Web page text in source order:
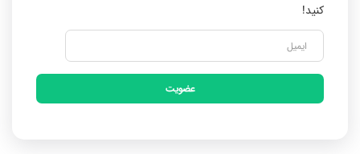
کنید!
عضویت